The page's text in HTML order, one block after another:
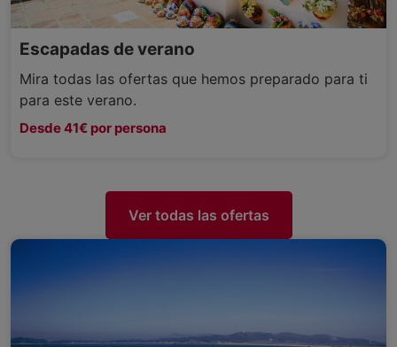
Escapadas de verano
Mira todas las ofertas que hemos preparado para ti
para este verano.
Desde 41€ por persona
Ver todas las ofertas